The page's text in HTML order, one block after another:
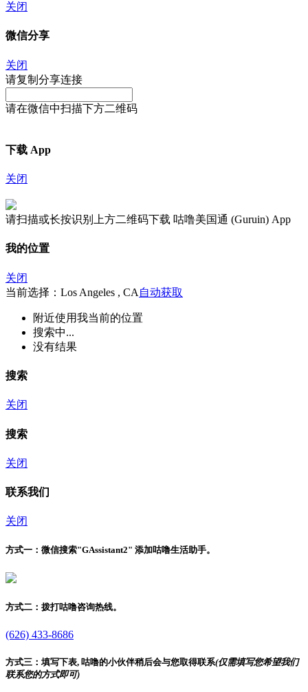
关闭
微信分享
关闭
请复制分享连接
请在微信中扫描下方二维码
下载 App
关闭
请扫描或长按识别上方二维码下载 咕噜美国通 (Guruin) App
我的位置
关闭
当前选择：Los Angeles , CA 自动获取
附近使用我当前的位置
搜索中...
没有结果
搜索
关闭
搜索
关闭
联系我们
关闭
方式一： 微信搜索"GAssistant2" 添加咕噜生活助手。
方式二： 拨打咕噜咨询热线。
(626) 433-8686
方式三： 填写下表, 咕噜的小伙伴稍后会与您取得联系(仅需填写您希望我们
联系您的方式即可)